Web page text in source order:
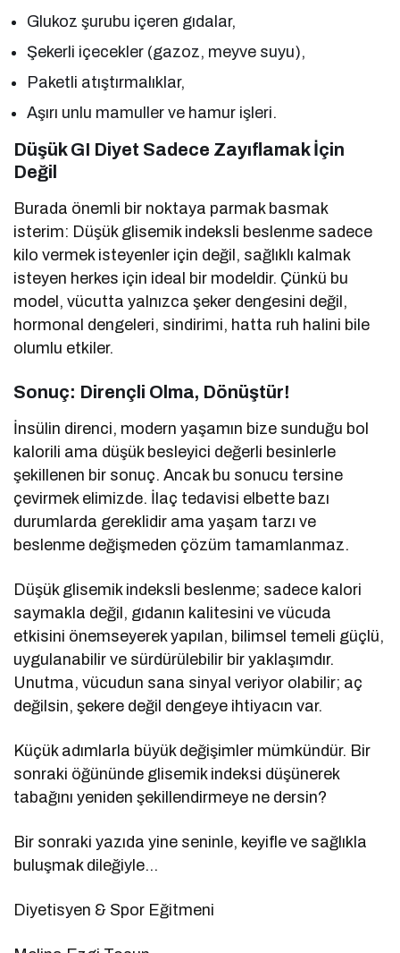
Glukoz şurubu içeren gıdalar,
Şekerli içecekler (gazoz, meyve suyu),
Paketli atıştırmalıklar,
Aşırı unlu mamuller ve hamur işleri.
Düşük GI Diyet Sadece Zayıflamak İçin
Değil
Burada önemli bir noktaya parmak basmak
isterim: Düşük glisemik indeksli beslenme sadece
kilo vermek isteyenler için değil, sağlıklı kalmak
isteyen herkes için ideal bir modeldir. Çünkü bu
model, vücutta yalnızca şeker dengesini değil,
hormonal dengeleri, sindirimi, hatta ruh halini bile
olumlu etkiler.
Sonuç: Dirençli Olma, Dönüştür!
İnsülin direnci, modern yaşamın bize sunduğu bol
kalorili ama düşük besleyici değerli besinlerle
şekillenen bir sonuç. Ancak bu sonucu tersine
çevirmek elimizde. İlaç tedavisi elbette bazı
durumlarda gereklidir ama yaşam tarzı ve
beslenme değişmeden çözüm tamamlanmaz.
Düşük glisemik indeksli beslenme; sadece kalori
saymakla değil, gıdanın kalitesini ve vücuda
etkisini önemseyerek yapılan, bilimsel temeli güçlü,
uygulanabilir ve sürdürülebilir bir yaklaşımdır.
Unutma, vücudun sana sinyal veriyor olabilir; aç
değilsin, şekere değil dengeye ihtiyacın var.
Küçük adımlarla büyük değişimler mümkündür. Bir
sonraki öğününde glisemik indeksi düşünerek
tabağını yeniden şekillendirmeye ne dersin?
Bir sonraki yazıda yine seninle, keyifle ve sağlıkla
buluşmak dileğiyle…
Diyetisyen & Spor Eğitmeni